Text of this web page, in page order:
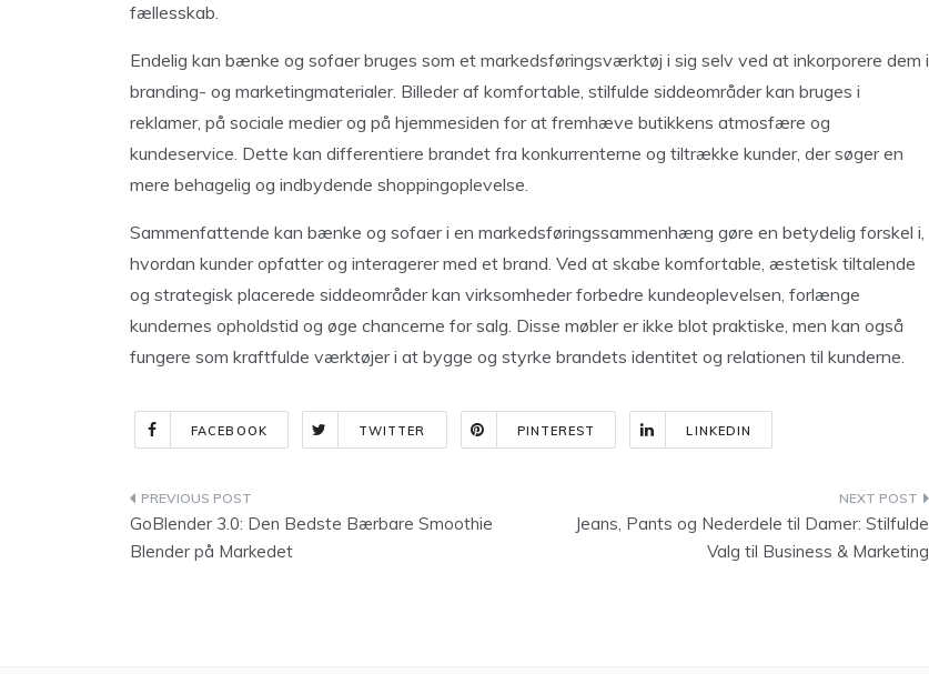
fællesskab.
Endelig kan bænke og sofaer bruges som et markedsføringsværktøj i sig selv ved at inkorporere dem i
branding- og marketingmaterialer. Billeder af komfortable, stilfulde siddeområder kan bruges i
reklamer, på sociale medier og på hjemmesiden for at fremhæve butikkens atmosfære og
kundeservice. Dette kan differentiere brandet fra konkurrenterne og tiltrække kunder, der søger en
mere behagelig og indbydende shoppingoplevelse.
Sammenfattende kan bænke og sofaer i en markedsføringssammenhæng gøre en betydelig forskel i,
hvordan kunder opfatter og interagerer med et brand. Ved at skabe komfortable, æstetisk tiltalende
og strategisk placerede siddeområder kan virksomheder forbedre kundeoplevelsen, forlænge
kundernes opholdstid og øge chancerne for salg. Disse møbler er ikke blot praktiske, men kan også
fungere som kraftfulde værktøjer i at bygge og styrke brandets identitet og relationen til kunderne.
FACEBOOK TWITTER PINTEREST LINKEDIN
Indlægsnavigation
GoBlender 3.0: Den Bedste Bærbare Smoothie
Blender på Markedet
Jeans, Pants og Nederdele til Damer: Stilfulde
Valg til Business & Marketing